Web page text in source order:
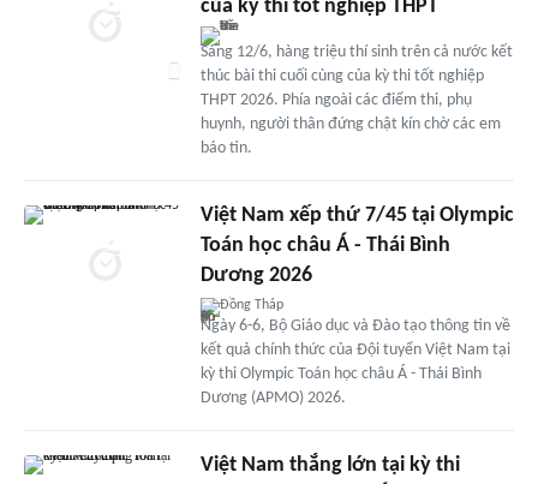
của kỳ thi tốt nghiệp THPT
Sáng 12/6, hàng triệu thí sinh trên cả nước kết
thúc bài thi cuối cùng của kỳ thi tốt nghiệp
THPT 2026. Phía ngoài các điểm thi, phụ
huynh, người thân đứng chật kín chờ các em
báo tin.
Việt Nam xếp thứ 7/45 tại Olympic
Toán học châu Á - Thái Bình
Dương 2026
Đồng Tháp
Ngày 6-6, Bộ Giáo dục và Đào tạo thông tin về
kết quả chính thức của Đội tuyển Việt Nam tại
kỳ thi Olympic Toán học châu Á - Thái Bình
Dương (APMO) 2026.
Việt Nam thắng lớn tại kỳ thi